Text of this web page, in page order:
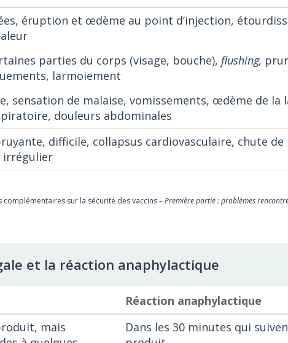
éruption et œdème au point d’injection,
parties du corps (visage, bouche),flushing,
larmoiement
sensation de malaise, vomissements, œdème de la
douleurs abdominales
difficile, collapsus cardiovasculaire, chute de
irrégulier
complémentaires sur la sécurité des vaccins –Première partie : problèmes
et la réaction anaphylactique
Réaction anaphylactique
mais
Dans les 30 minutes qui